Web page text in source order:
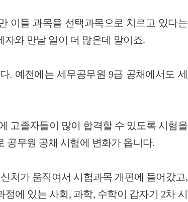
이들 과목을 선택과목으로 치르고 있다는
와 만날 일이 더 많은데 말이죠.
. 예전에는 세무공무원 9급 공채에서도 세
고졸자들이 많이 합격할 수 있도록 시험을
공무원 공채 시험에 변화가 옵니다.
처가 움직여서 시험과목 개편에 들어갔고,
에 있는 사회, 과학, 수학이 갑자기 2차 시